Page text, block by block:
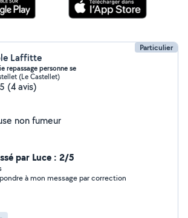
Particulier
Laffitte
repassage personne se
(Le Castellet)
(4 avis)
non fumeur
par Luce : 2/5
à mon message par correction